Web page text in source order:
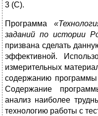
3 (С).
Программа
заданий по истории
призвана сделать
эффективной.
измерительных
содержанию программы
Содержание
анализ наиболее
технологию работы с